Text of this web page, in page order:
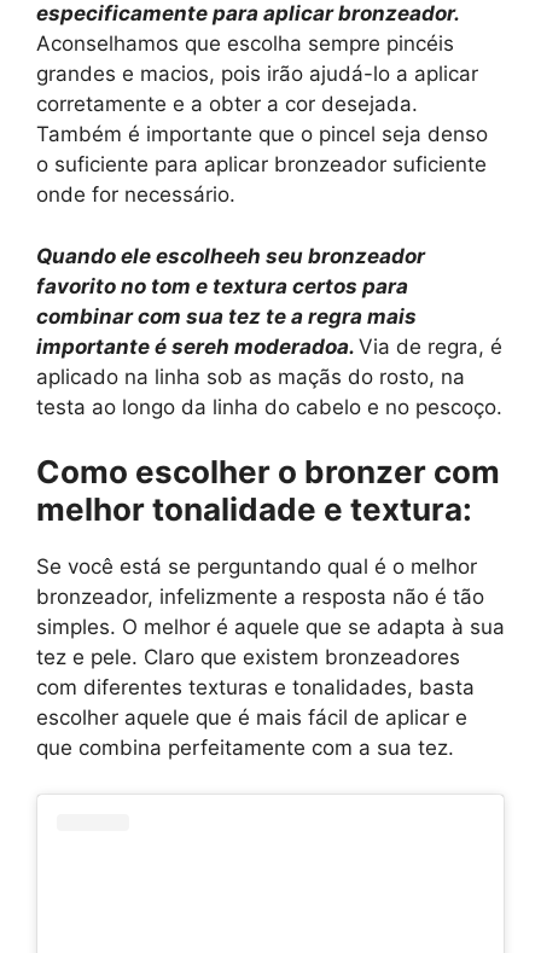
especificamente para aplicar bronzeador.
Aconselhamos que escolha sempre pincéis
grandes e macios, pois irão ajudá-lo a aplicar
corretamente e a obter a cor desejada.
Também é importante que o pincel seja denso
o suficiente para aplicar bronzeador suficiente
onde for necessário.
Quando ele escolheeh seu bronzeador
favorito no tom e textura certos para
combinar com sua tez te a regra mais
importante é sereh moderadoa. Via de regra, é
aplicado na linha sob as maçãs do rosto, na
testa ao longo da linha do cabelo e no pescoço.
Como escolher o bronzer com
melhor tonalidade e textura:
Se você está se perguntando qual é o melhor
bronzeador, infelizmente a resposta não é tão
simples. O melhor é aquele que se adapta à sua
tez e pele. Claro que existem bronzeadores
com diferentes texturas e tonalidades, basta
escolher aquele que é mais fácil de aplicar e
que combina perfeitamente com a sua tez.